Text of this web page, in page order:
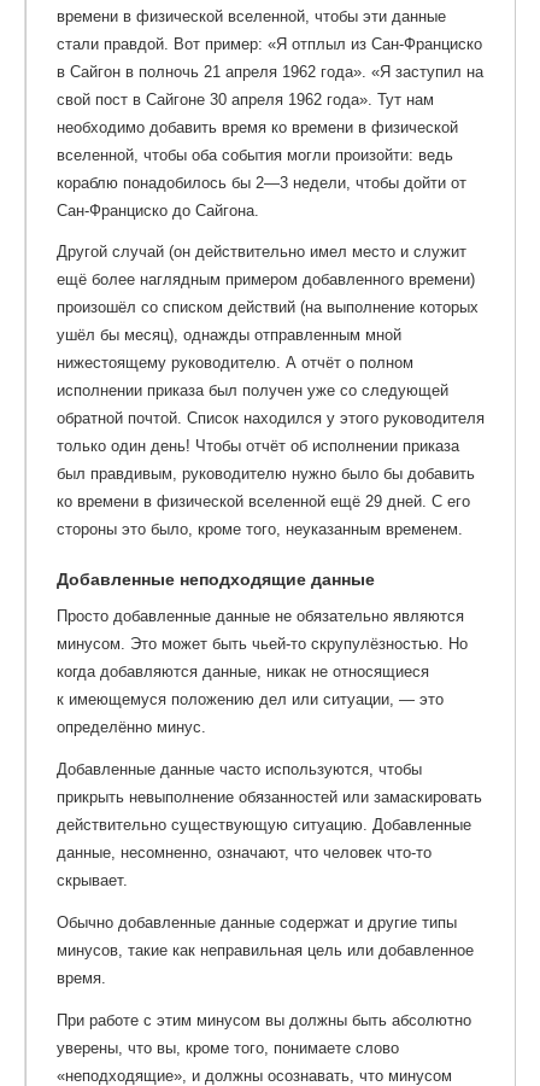
времени в физической вселенной, чтобы эти данные
стали правдой. Вот пример: «Я отплыл из Сан-Франциско
в Сайгон в полночь 21 апреля 1962 года». «Я заступил на
свой пост в Сайгоне 30 апреля 1962 года». Тут нам
необходимо добавить время ко времени в физической
вселенной, чтобы оба события могли произойти: ведь
кораблю понадобилось бы 2—3 недели, чтобы дойти от
Сан-Франциско до Сайгона.
Другой случай (он действительно имел место и служит
ещё более наглядным примером добавленного времени)
произошёл со списком действий (на выполнение которых
ушёл бы месяц), однажды отправленным мной
нижестоящему руководителю. А отчёт о полном
исполнении приказа был получен уже со следующей
обратной почтой. Список находился у этого руководителя
только один день! Чтобы отчёт об исполнении приказа
был правдивым, руководителю нужно было бы добавить
ко времени в физической вселенной ещё 29 дней. С его
стороны это было, кроме того, неуказанным временем.
Добавленные неподходящие данные
Просто добавленные данные не обязательно являются
минусом. Это может быть чьей-то скрупулёзностью. Но
когда добавляются данные, никак не относящиеся
к имеющемуся положению дел или ситуации, — это
определённо минус.
Добавленные данные часто используются, чтобы
прикрыть невыполнение обязанностей или замаскировать
действительно существующую ситуацию. Добавленные
данные, несомненно, означают, что человек что-то
скрывает.
Обычно добавленные данные содержат и другие типы
минусов, такие как неправильная цель или добавленное
время.
При работе с этим минусом вы должны быть абсолютно
уверены, что вы, кроме того, понимаете слово
«неподходящие», и должны осознавать, что минусом